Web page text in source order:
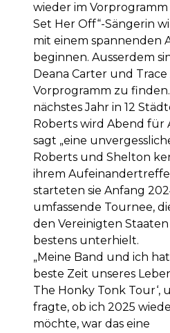
wieder im
Set Her Off“-Sängerin
mit einem spannenden
beginnen. Ausserdem
Deana Carter und
Vorprogramm zu
nächstes Jahr in 12
Roberts wird Abend für
sagt „eine
Roberts und Shelton
ihrem
starteten sie Anfang
umfassende Tournee,
den Vereinigten
bestens unterhielt.
„Meine Band und ich
beste Zeit unseres
The Honky Tonk Tour‘,
fragte, ob ich 2025
möchte, war das eine